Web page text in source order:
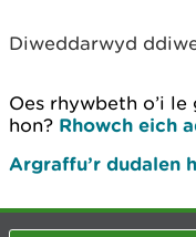
Diweddarwyd
Oes rhywbeth o’i le
hon? Rhowch eich
Argraffu’r dudalen